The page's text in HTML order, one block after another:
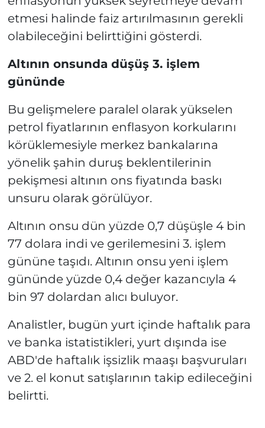
etmesi halinde faiz artırılmasının gerekli
olabileceğini belirttiğini gösterdi.
Altının onsunda düşüş 3. işlem
gününde
Bu gelişmelere paralel olarak yükselen
petrol fiyatlarının enflasyon korkularını
körüklemesiyle merkez bankalarına
yönelik şahin duruş beklentilerinin
pekişmesi altının ons fiyatında baskı
unsuru olarak görülüyor.
Altının onsu dün yüzde 0,7 düşüşle 4 bin
77 dolara indi ve gerilemesini 3. işlem
gününe taşıdı. Altının onsu yeni işlem
gününde yüzde 0,4 değer kazancıyla 4
bin 97 dolardan alıcı buluyor.
Analistler, bugün yurt içinde haftalık para
ve banka istatistikleri, yurt dışında ise
ABD'de haftalık işsizlik maaşı başvuruları
ve 2. el konut satışlarının takip edileceğini
belirtti.